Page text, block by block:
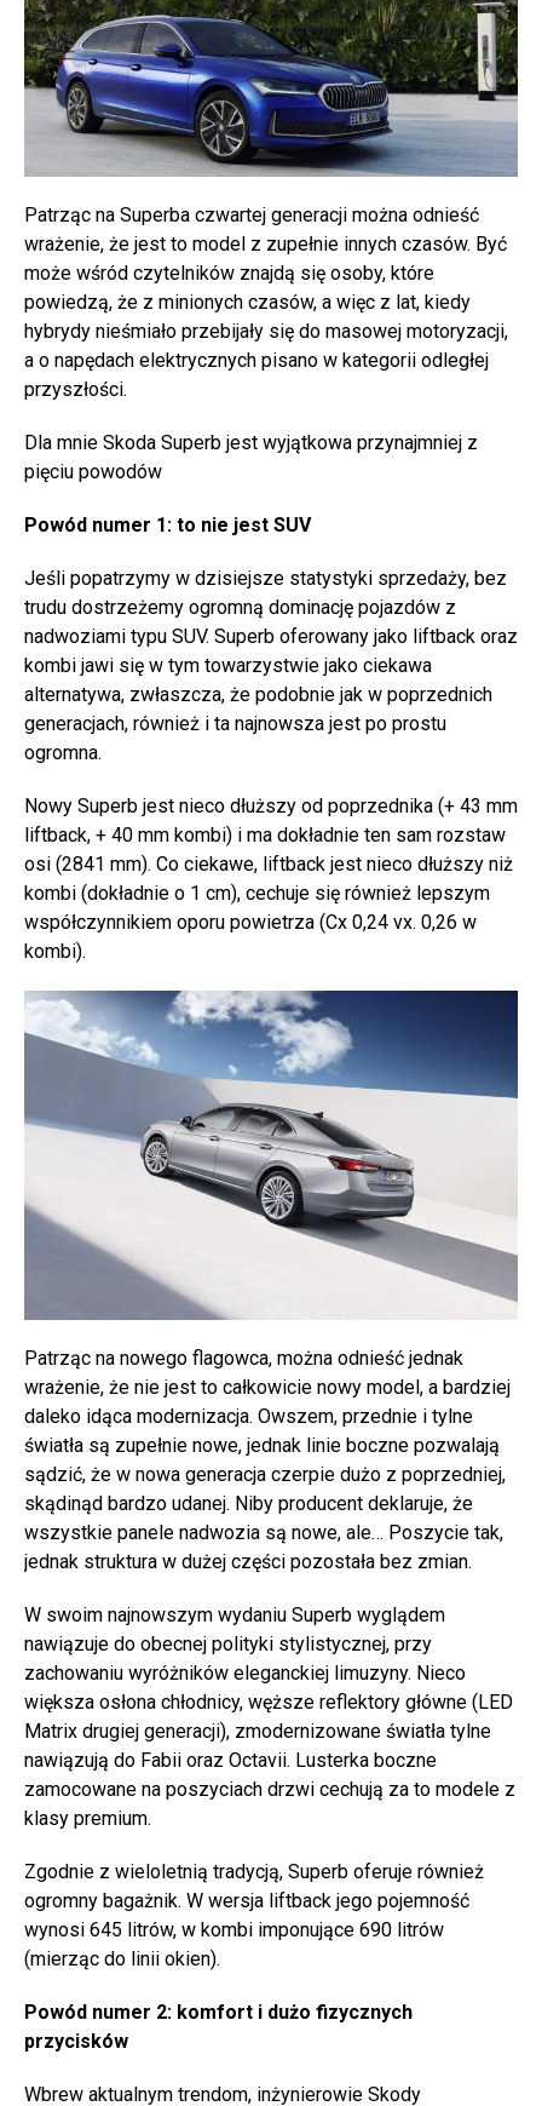
Patrząc na Superba czwartej generacji można odnieść
wrażenie, że jest to model z zupełnie innych czasów. Być
może wśród czytelników znajdą się osoby, które
powiedzą, że z minionych czasów, a więc z lat, kiedy
hybrydy nieśmiało przebijały się do masowej motoryzacji,
a o napędach elektrycznych pisano w kategorii odległej
przyszłości.
Dla mnie Skoda Superb jest wyjątkowa przynajmniej z
pięciu powodów
Powód numer 1: to nie jest SUV
Jeśli popatrzymy w dzisiejsze statystyki sprzedaży, bez
trudu dostrzeżemy ogromną dominację pojazdów z
nadwoziami typu SUV. Superb oferowany jako liftback oraz
kombi jawi się w tym towarzystwie jako ciekawa
alternatywa, zwłaszcza, że podobnie jak w poprzednich
generacjach, również i ta najnowsza jest po prostu
ogromna.
Nowy Superb jest nieco dłuższy od poprzednika (+ 43 mm
liftback, + 40 mm kombi) i ma dokładnie ten sam rozstaw
osi (2841 mm). Co ciekawe, liftback jest nieco dłuższy niż
kombi (dokładnie o 1 cm), cechuje się również lepszym
współczynnikiem oporu powietrza (Cx 0,24 vx. 0,26 w
kombi).
Patrząc na nowego flagowca, można odnieść jednak
wrażenie, że nie jest to całkowicie nowy model, a bardziej
daleko idąca modernizacja. Owszem, przednie i tylne
światła są zupełnie nowe, jednak linie boczne pozwalają
sądzić, że w nowa generacja czerpie dużo z poprzedniej,
skądinąd bardzo udanej. Niby producent deklaruje, że
wszystkie panele nadwozia są nowe, ale… Poszycie tak,
jednak struktura w dużej części pozostała bez zmian.
W swoim najnowszym wydaniu Superb wyglądem
nawiązuje do obecnej polityki stylistycznej, przy
zachowaniu wyróżników eleganckiej limuzyny. Nieco
większa osłona chłodnicy, węższe reflektory główne (LED
Matrix drugiej generacji), zmodernizowane światła tylne
nawiązują do Fabii oraz Octavii. Lusterka boczne
zamocowane na poszyciach drzwi cechują za to modele z
klasy premium.
Zgodnie z wieloletnią tradycją, Superb oferuje również
ogromny bagażnik. W wersja liftback jego pojemność
wynosi 645 litrów, w kombi imponujące 690 litrów
(mierząc do linii okien).
Powód numer 2: komfort i dużo fizycznych
przycisków
Wbrew aktualnym trendom, inżynierowie Skody